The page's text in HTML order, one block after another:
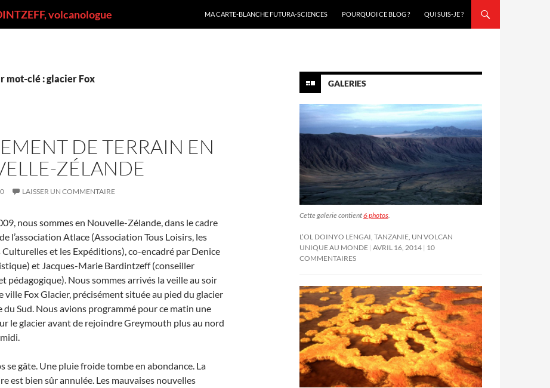
volcanologue
MA CARTE-BLANCHE FUTURA-SCIENCES
POURQUOI CE BLOG ? QUI SUIS-JE ?
mot-clé : glacier Fox
DE TERRAIN EN
ZÉLANDE
LAISSER UN COMMENTAIRE
nous sommes en Nouvelle-Zélande, dans le cadre
l’association Atlace (Association Tous Loisirs, les
Culturelles et les Expéditions), co-encadré par Denice
et Jacques-Marie Bardintzeff (conseiller
pédagogique). Nous sommes arrivés la veille au soir
ville Fox Glacier, précisément située au pied du glacier
du Sud. Nous avions programmé pour ce matin une
le glacier avant de rejoindre Greymouth plus au nord
se gâte. Une pluie froide tombe en abondance. La
est bien sûr annulée. Les mauvaises nouvelles
GALERIES
Cette galerie contient6 photos.
L’OL DOINYO LENGAI, TANZANIE, UN VOLCAN
UNIQUE AU MONDE AVRIL 16, 2014 10
COMMENTAIRES